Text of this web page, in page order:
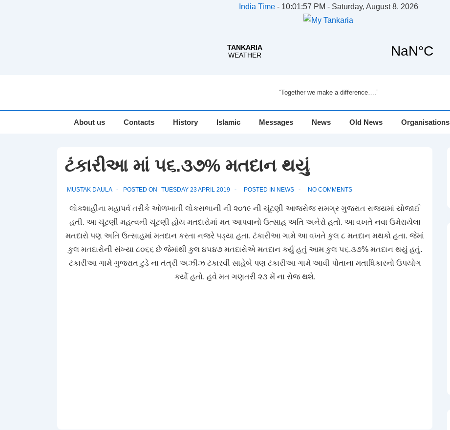
India Time- 10:01:58 PM - Saturday, August 8, 2026
to
“Together we make a difference….”
About us Contacts History Islamic Messages News Old News Organisations
ટંકારીઆ માં ૫૬.૩૭% મતદાન થયું
MUSTAK DAULA POSTED ON TUESDAY 23 APRIL 2019 POSTED IN NEWS NO COMMENTS
લોકશાહીના મહાપર્વ તરીકે ઓળખાતી લોકસભાની ની ૨૦૧૯ ની ચૂંટણી આજરોજ સમગ્ર ગુજરાત રાજ્યમાં યોજાઈ
હતી. આ ચૂંટણી મહત્વની ચૂંટણી હોય મતદારોમાં મત આપવાનો ઉત્સાહ અતિ અનેરો હતો. આ વખતે નવા ઉમેરાયેલા
મતદારો પણ અતિ ઉત્સાહમાં મતદાન કરતા નજરે પડ્યા હતા. ટંકારીઆ ગામે આ વખતે કુલ ૮ મતદાન મથકો હતા. જેમાં
કુલ મતદારોની સંખ્યા ૮૦૬૬ છે જેમાંથી કુલ ૪૫૪૭ મતદારોએ મતદાન કર્યું હતું આમ કુલ ૫૬.૩૭% મતદાન થયું હતું.
ટંકારીઆ ગામે ગુજરાત ટુડે ના તંત્રી અઝીઝ ટંકારવી સાહેબે પણ ટંકારીઆ ગામે આવી પોતાના મતાધિકારનો ઉપયોગ
કર્યો હતો. હવે મત ગણતરી ૨૩ મેં ના રોજ થશે.